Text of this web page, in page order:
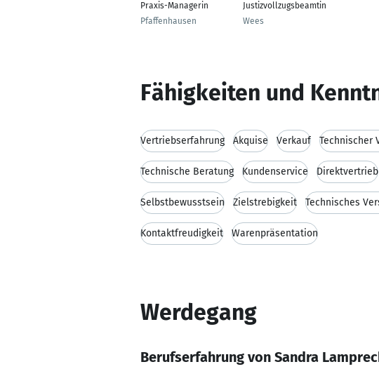
Praxis-Managerin
Pfaffenhausen
Justizvollzugsbeamtin
Wees
Fähigkeiten und
Vertriebserfahrung Akquise Verkauf Technischer
Technische Beratung Kundenservice Direktvertrieb
Selbstbewusstsein Zielstrebigkeit Technisches
Kontaktfreudigkeit Warenpräsentation
Werdegang
Berufserfahrung von Sandra